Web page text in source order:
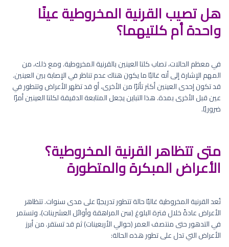
هل تصيب القرنية المخروطية عينًا
واحدة أم كلتيهما؟
في معظم الحالات، تصاب كلتا العينين بالقرنية المخروطية. ومع ذلك، من
المهم الإشارة إلى أنه غالبًا ما يكون هناك عدم تناظر في الإصابة بين العينين.
قد تكون إحدى العينين أكثر تأثرًا من الأخرى، أو قد تظهر الأعراض وتتطور في
عين قبل الأخرى بمدة. هذا التباين يجعل المتابعة الدقيقة لكلتا العينين أمرًا
ضروريًا.
متى تتظاهر القرنية المخروطية؟
الأعراض المبكرة والمتطورة
تُعد القرنية المخروطية غالبًا حالة تتطور تدريجيًا على مدى سنوات. تتظاهر
الأعراض عادةً خلال فترة البلوغ (سن المراهقة وأوائل العشرينات)، وتستمر
في التدهور حتى منتصف العمر (حوالي الأربعينات) ثم قد تستقر. من أبرز
الأعراض التي تدل على تطور هذه الحالة: